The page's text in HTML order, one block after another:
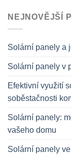
NEJNOVĚJŠÍ
Solární panely a
Solární panely v
Efektivní využití
soběstačnosti
Solární panely:
vašeho domu
Solární panely